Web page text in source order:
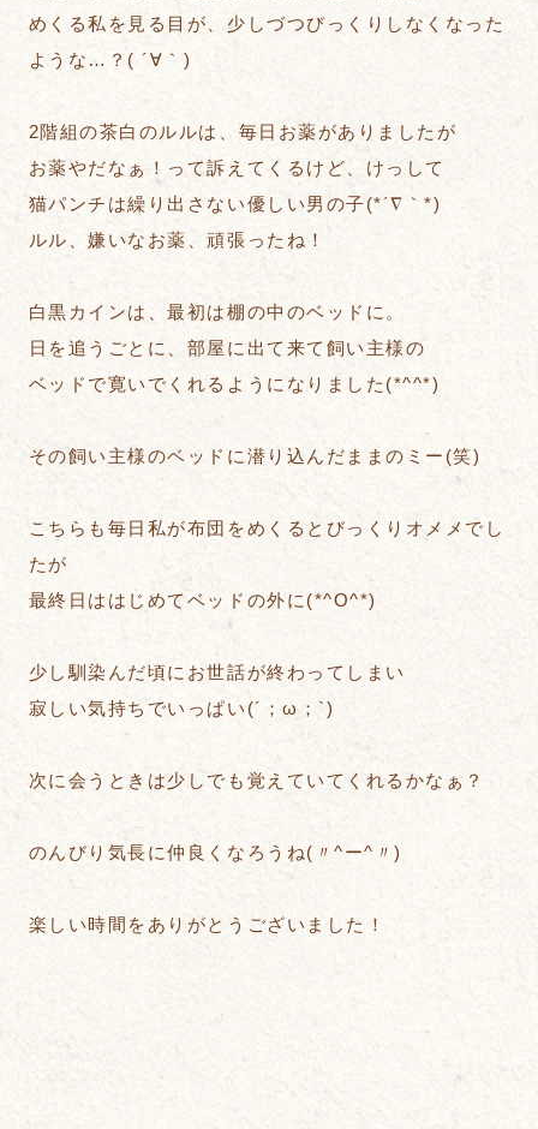
めくる私を見る目が、少しづつびっくりしなくなった
ような…？( ´∀｀)
2階組の茶白のルルは、毎日お薬がありましたが
お薬やだなぁ！って訴えてくるけど、けっして
猫パンチは繰り出さない優しい男の子(*´∇｀*)
ルル、嫌いなお薬、頑張ったね！
白黒カインは、最初は棚の中のベッドに。
日を追うごとに、部屋に出て来て飼い主様の
ベッドで寛いでくれるようになりました(*^^*)
その飼い主様のベッドに潜り込んだままのミー(笑)
こちらも毎日私が布団をめくるとびっくりオメメでし
たが
最終日ははじめてベッドの外に(*^O^*)
少し馴染んだ頃にお世話が終わってしまい
寂しい気持ちでいっぱい(´；ω；`)
次に会うときは少しでも覚えていてくれるかなぁ？
のんびり気長に仲良くなろうね(〃^ー^〃)
楽しい時間をありがとうございました！